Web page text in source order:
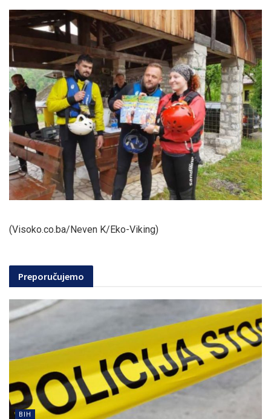
(Visoko.co.ba/Neven K/Eko-Viking)
Preporučujemo
BIH